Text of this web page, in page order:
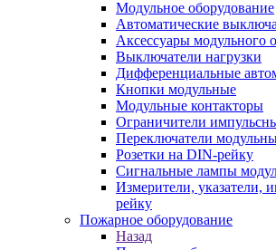
Модульное оборудование
Автоматические
Аксессуары модульного
Выключатели нагрузки
Дифференциальные
Кнопки модульные
Модульные контакторы
Ограничители
Переключатели
Розетки на DIN-рейку
Сигнальные лампы
Измерители, указатели,
рейку
Пожарное оборудование
Назад